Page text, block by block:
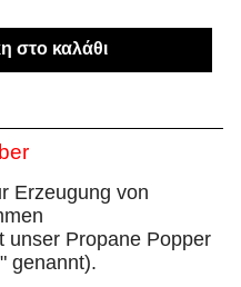
στο καλάθι
Erzeugung von
unser Propane Popper
genannt).